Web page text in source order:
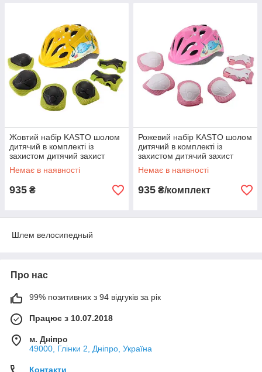
Жовтий набір KASTO шолом
дитячий в комплекті із
захистом дитячий захист
катання на велосипеді
роликах самокате
Немає в наявності
935 ₴
Рожевий набір KASTO шолом
дитячий в комплекті із
захистом дитячий захист
катання на велосипеді
роликах самокате
Немає в наявності
935 ₴/комплект
Шлем велосипедный
Про нас
99% позитивних з 94 відгуків за рік
Працює з 10.07.2018
м. Дніпро
49000, Глінки 2, Дніпро, Україна
Контакти